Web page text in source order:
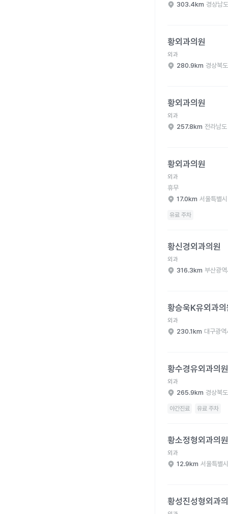
303.4km 경상남
황외과의원
외과
280.9km 경상북
황외과의원
외과
257.8km 전라남
황외과의원
외과
휴무
17.0km 서울특별
유료 주차
황신경외과의원
외과
316.3km 부산광
황승욱K유외과
외과
230.1km 대구광
황수경유외과의원
외과
265.9km 경상북
야간진료 유료 주차
황소정형외과의원
외과
12.9km 서울특별
황성진성형외과